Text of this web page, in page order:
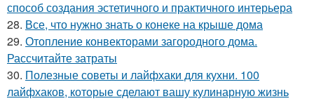
способ создания эстетичного и практичного интерьера
28. Все, что нужно знать о конеке на крыше дома
29. Отопление конвекторами загородного дома.
Рассчитайте затраты
30. Полезные советы и лайфхаки для кухни. 100
лайфхаков, которые сделают вашу кулинарную жизнь